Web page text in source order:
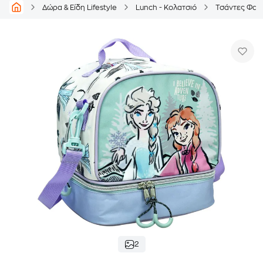
Δώρα & Είδη Lifestyle Lunch - Κολατσιό Τσάντες
2